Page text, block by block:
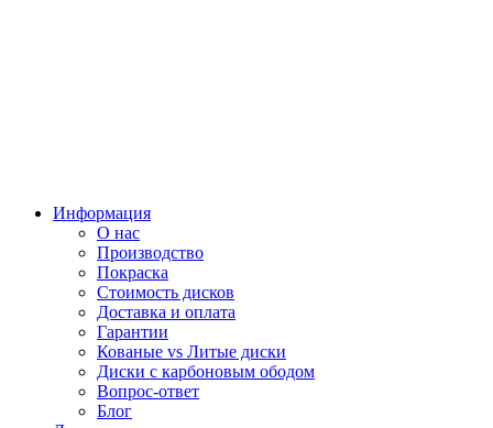
Информация
О нас
Производство
Покраска
Стоимость дисков
Доставка и оплата
Гарантии
Кованые vs Литые диски
Диски с карбоновым ободом
Вопрос-ответ
Блог